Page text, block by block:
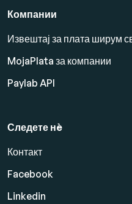
Компании
Извештај за плата ширум
MojaPlata за компании
Paylab API
Следете нè
Контакт
Facebook
Linkedin